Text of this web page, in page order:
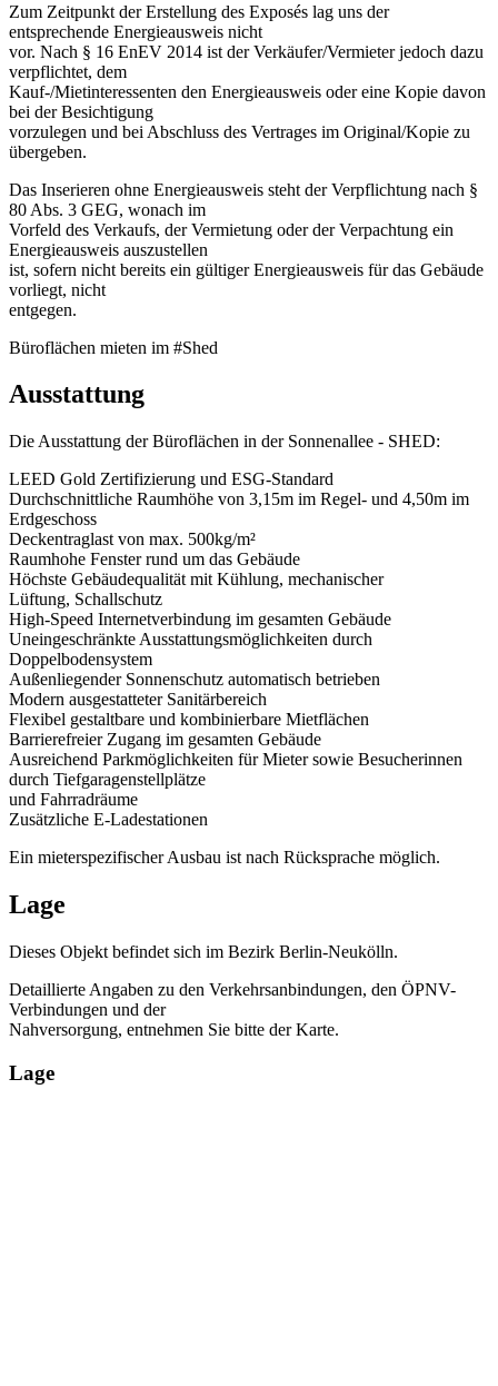
Zum Zeitpunkt der Erstellung des Exposés lag uns der
entsprechende Energieausweis nicht
vor. Nach § 16 EnEV 2014 ist der Verkäufer/Vermieter jedoch dazu
verpflichtet, dem
Kauf-/Mietinteressenten den Energieausweis oder eine Kopie davon
bei der Besichtigung
vorzulegen und bei Abschluss des Vertrages im Original/Kopie zu
übergeben.
Das Inserieren ohne Energieausweis steht der Verpflichtung nach §
80 Abs. 3 GEG, wonach im
Vorfeld des Verkaufs, der Vermietung oder der Verpachtung ein
Energieausweis auszustellen
ist, sofern nicht bereits ein gültiger Energieausweis für das Gebäude
vorliegt, nicht
entgegen.
Büroflächen mieten im #Shed
Ausstattung
Die Ausstattung der Büroflächen in der Sonnenallee - SHED:
LEED Gold Zertifizierung und ESG-Standard
Durchschnittliche Raumhöhe von 3,15m im Regel- und 4,50m im
Erdgeschoss
Deckentraglast von max. 500kg/m²
Raumhohe Fenster rund um das Gebäude
Höchste Gebäudequalität mit Kühlung, mechanischer
Lüftung, Schallschutz
High-Speed Internetverbindung im gesamten Gebäude
Uneingeschränkte Ausstattungsmöglichkeiten durch
Doppelbodensystem
Außenliegender Sonnenschutz automatisch betrieben
Modern ausgestatteter Sanitärbereich
Flexibel gestaltbare und kombinierbare Mietflächen
Barrierefreier Zugang im gesamten Gebäude
Ausreichend Parkmöglichkeiten für Mieter sowie Besucherinnen
durch Tiefgaragenstellplätze
und Fahrradräume
Zusätzliche E-Ladestationen
Ein mieterspezifischer Ausbau ist nach Rücksprache möglich.
Lage
Dieses Objekt befindet sich im Bezirk Berlin-Neukölln.
Detaillierte Angaben zu den Verkehrsanbindungen, den ÖPNV-
Verbindungen und der
Nahversorgung, entnehmen Sie bitte der Karte.
Lage